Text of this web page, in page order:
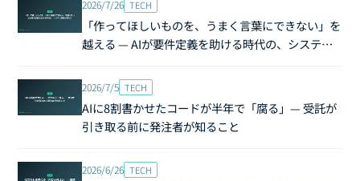
2026/7/26 TECH
「作ってほしいものを、うまく言葉にできない」を
越える — AIが要件定義を助ける時代の、システム
2026/7/5 TECH
AIに8割書かせたコードが半年で「腐る」— 受託が
引き取る前に発注者が知ること
2026/6/26 TECH